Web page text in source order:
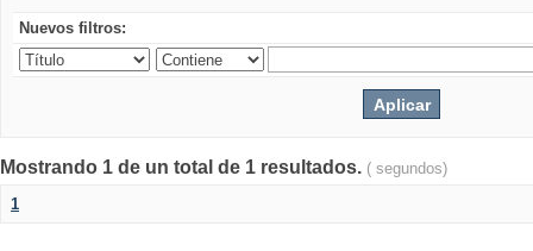
Nuevos filtros:
Mostrando 1 de un total de 1 resultados. ( segundos)
1